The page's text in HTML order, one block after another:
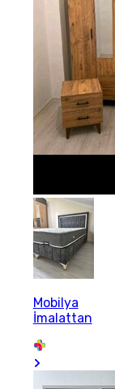
Mobilya
İmalattan